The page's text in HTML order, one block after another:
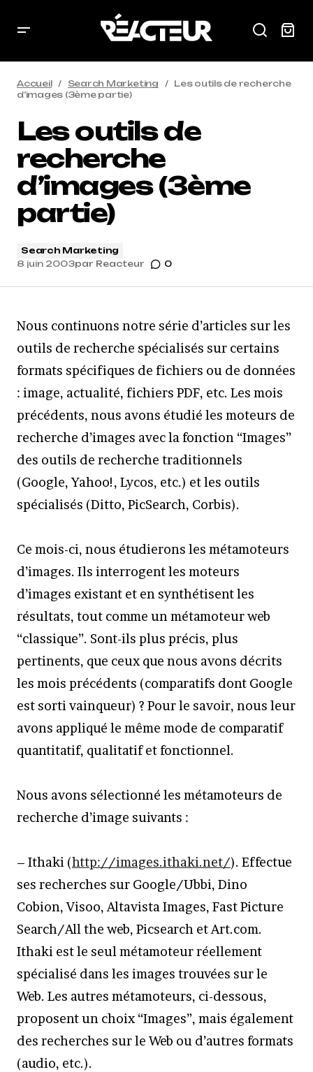
Accueil Search Marketing
Les outils de recherche
d’images (3ème partie)
Les outils de
recherche
d’images (3ème
partie)
Search Marketing
8 juin 2003par Reacteur 0
Nous continuons notre série d’articles sur les
outils de recherche spécialisés sur certains
formats spécifiques de fichiers ou de données
: image, actualité, fichiers PDF, etc. Les mois
précédents, nous avons étudié les moteurs de
recherche d’images avec la fonction “Images”
des outils de recherche traditionnels
(Google, Yahoo!, Lycos, etc.) et les outils
spécialisés (Ditto, PicSearch, Corbis).
Ce mois-ci, nous étudierons les métamoteurs
d’images. Ils interrogent les moteurs
d’images existant et en synthétisent les
résultats, tout comme un métamoteur web
“classique”. Sont-ils plus précis, plus
pertinents, que ceux que nous avons décrits
les mois précédents (comparatifs dont Google
est sorti vainqueur) ? Pour le savoir, nous leur
avons appliqué le même mode de comparatif
quantitatif, qualitatif et fonctionnel.
Nous avons sélectionné les métamoteurs de
recherche d’image suivants :
– Ithaki (http://images.ithaki.net/). Effectue
ses recherches sur Google/Ubbi, Dino
Cobion, Visoo, Altavista Images, Fast Picture
Search/All the web, Picsearch et Art.com.
Ithaki est le seul métamoteur réellement
spécialisé dans les images trouvées sur le
Web. Les autres métamoteurs, ci-dessous,
proposent un choix “Images”, mais également
des recherches sur le Web ou d’autres formats
(audio, etc.).